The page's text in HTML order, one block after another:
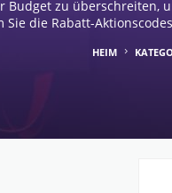
Budget zu
Sie die Rabatt-
HEIM